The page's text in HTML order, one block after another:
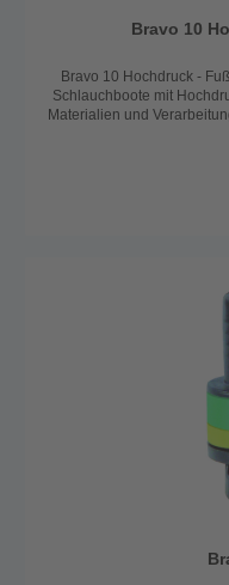
Bravo 10
Bravo 10 Hochdruck -
Schlauchboote mit
Materialien und